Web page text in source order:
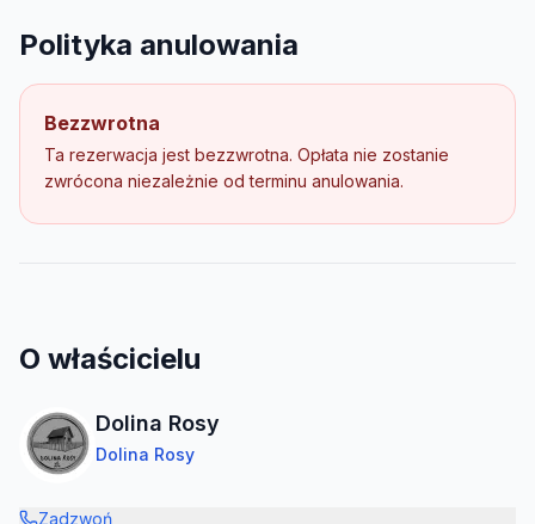
Polityka anulowania
Bezzwrotna
Ta rezerwacja jest bezzwrotna. Opłata nie zostanie
zwrócona niezależnie od terminu anulowania.
O właścicielu
Dolina Rosy
Dolina Rosy
Zadzwoń